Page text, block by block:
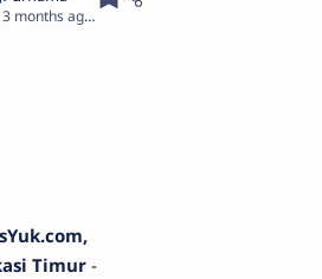
3 months ago
Timur -